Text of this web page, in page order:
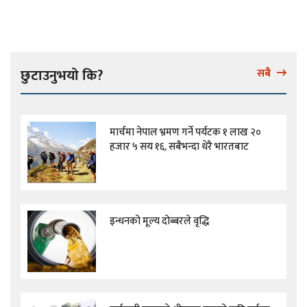
छुटाउनुभयो कि? सबै
मार्चमा नेपाल भ्रमण गर्ने पर्यटक १ लाख २०
हजार ५ सय १६, सबैभन्दा धेरै भारतबाट
इन्धनको मूल्य दोब्बरले वृद्धि